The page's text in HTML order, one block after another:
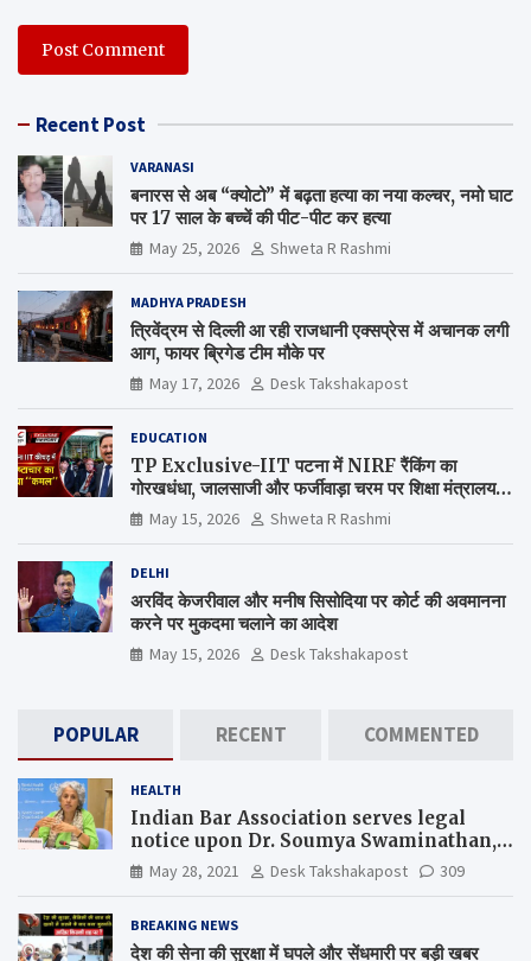
Recent Post
VARANASI
बनारस से अब “क्योटो” में बढ़ता हत्या का नया कल्चर, नमो घाट
पर 17 साल के बच्चें की पीट-पीट कर हत्या
May 25, 2026 Shweta R Rashmi
MADHYA PRADESH
त्रिवेंद्रम से दिल्ली आ रही राजधानी एक्सप्रेस में अचानक लगी
आग, फायर ब्रिगेड टीम मौके पर
May 17, 2026 Desk Takshakapost
EDUCATION
TP Exclusive-IIT पटना में NIRF रैंकिंग का
गोरखधंधा, जालसाजी और फर्जीवाड़ा चरम पर शिक्षा मंत्रालय
कब जागेगा ?
May 15, 2026 Shweta R Rashmi
DELHI
अरविंद केजरीवाल और मनीष सिसोदिया पर कोर्ट की अवमानना
करने पर मुकदमा चलाने का आदेश
May 15, 2026 Desk Takshakapost
POPULAR RECENT COMMENTED
HEALTH
Indian Bar Association serves legal
notice upon Dr. Soumya Swaminathan,
the Chief Scientist, WHO
May 28, 2021 Desk Takshakapost 309
BREAKING NEWS
देश की सेना की सुरक्षा में घपले और सेंधमारी पर बड़ी खबर